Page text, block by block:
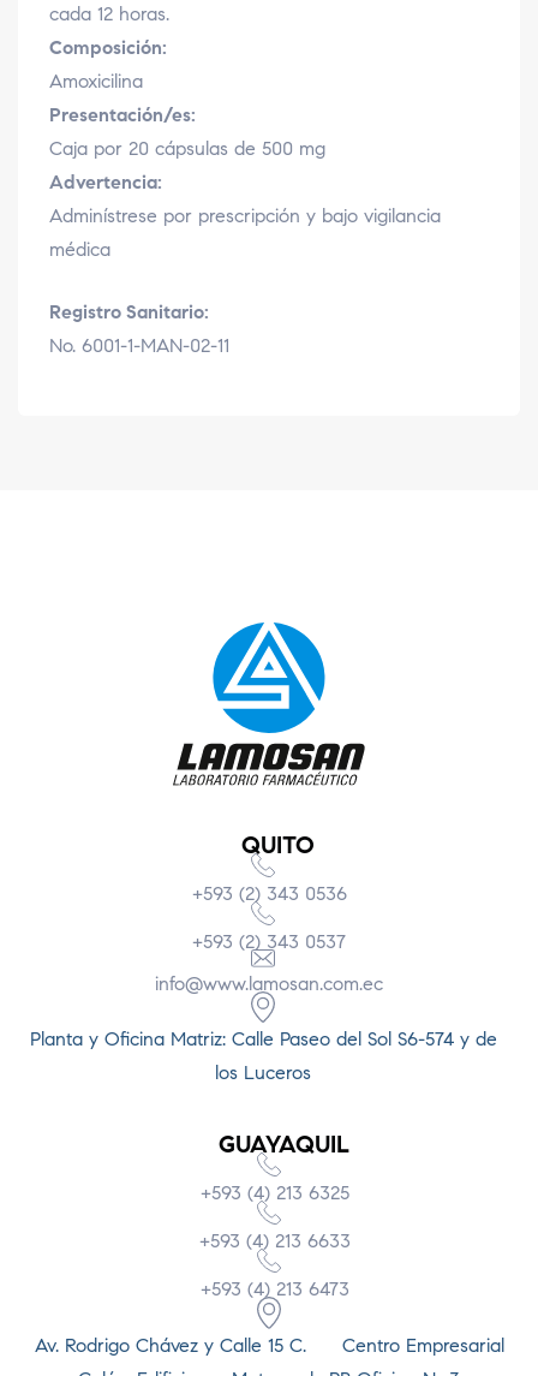
cada 12 horas.
Composición:
Amoxicilina
Presentación/es:
Caja por 20 cápsulas de 500 mg
Advertencia:
Adminístrese por prescripción y bajo vigilancia
médica
Registro Sanitario:
No. 6001-1-MAN-02-11
QUITO
+593 (2) 343 0536
+593 (2) 343 0537
info@www.lamosan.com.ec
Planta y Oficina Matriz: Calle Paseo del Sol S6-574 y de
los Luceros
GUAYAQUIL
+593 (4) 213 6325
+593 (4) 213 6633
+593 (4) 213 6473
Av. Rodrigo Chávez y Calle 15 C. Centro Empresarial